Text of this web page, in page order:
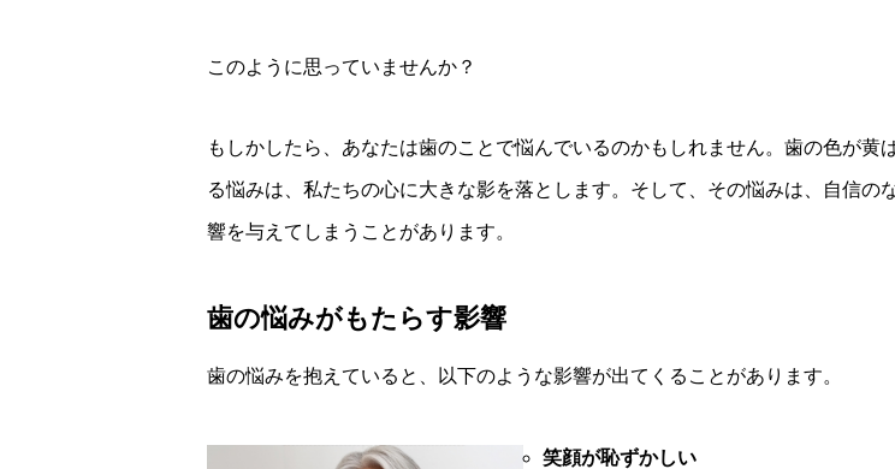
このように思っていませんか？
もしかしたら、あなたは歯のことで悩んでいるのかもしれません。歯の色が
る悩みは、私たちの心に大きな影を落とします。そして、その悩みは、自信
響を与えてしまうことがあります。
歯の悩みがもたらす影響
歯の悩みを抱えていると、以下のような影響が出てくることがあります。
笑顔が恥ずかしい